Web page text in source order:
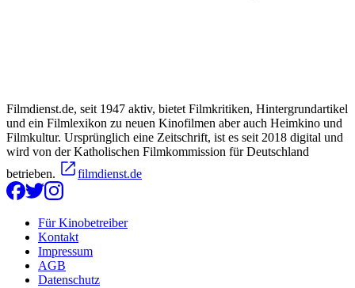
Filmdienst.de, seit 1947 aktiv, bietet Filmkritiken, Hintergrundartikel
und ein Filmlexikon zu neuen Kinofilmen aber auch Heimkino und
Filmkultur. Ursprünglich eine Zeitschrift, ist es seit 2018 digital und
wird von der Katholischen Filmkommission für Deutschland
betrieben.
filmdienst.de
Für Kinobetreiber
Kontakt
Impressum
AGB
Datenschutz